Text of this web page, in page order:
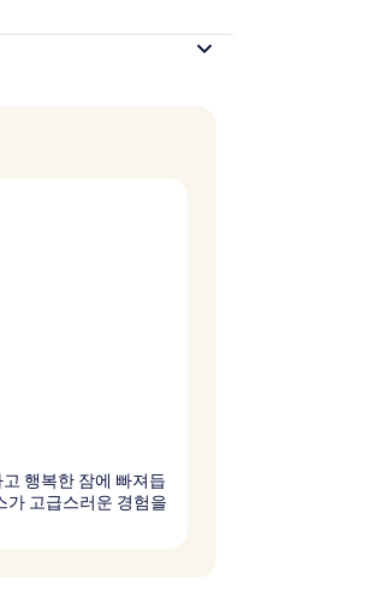
행복한 잠에 빠져듭
가 고급스러운 경험을